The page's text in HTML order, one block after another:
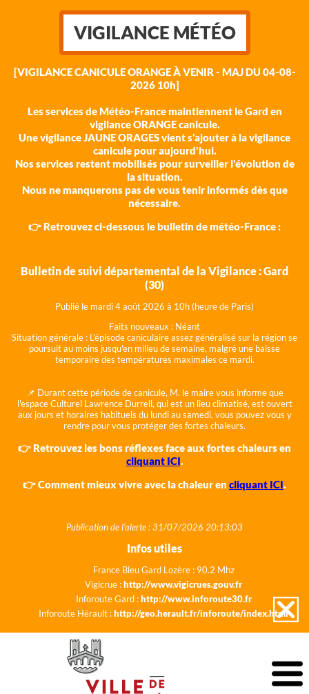
VIGILANCE MÉTÉO
[VIGILANCE CANICULE ORANGE À VENIR - MAJ DU 04-08-
2026 10h]
Les services de Météo-France maintiennent le Gard en
vigilance ORANGE canicule.
Une vigilance JAUNE ORAGES vient s'ajouter à la vigilance
canicule pour aujourd'hui.
Nos services restent mobilisés pour surveiller l'évolution de
la situation.
Nous ne manquerons pas de vous tenir informés dès que
nécessaire.
👉 Retrouvez ci-dessous le bulletin de météo-France :
Bulletin de suivi départemental de la Vigilance : Gard
(30)
Publié le mardi 4 août 2026 à 10h (heure de Paris)
Faits nouveaux : Néant
Situation générale : L'épisode caniculaire assez généralisé sur la région se
poursuit au moins jusqu'en milieu de semaine, malgré une baisse
temporaire des températures maximales ce mardi.
📌 Durant cette période de canicule, M. le maire vous informe que
l'espace Culturel Lawrence Durrell, qui est un lieu climatisé, est ouvert
aux jours et horaires habituels du lundi au samedi, vous pouvez vous y
rendre pour vous protéger des fortes chaleurs.
👉 Retrouvez les bons réflexes face aux fortes chaleurs en
cliquant ICI.
👉 Comment mieux vivre avec la chaleur en cliquant ICI.
Publication de l'alerte : 31/07/2026 20:13:03
Infos utiles
France Bleu Gard Lozère : 90.2 Mhz
Vigicrue :http://www.vigicrues.gouv.fr
Inforoute Gard :http://www.inforoute30.fr
Inforoute Hérault :http://geo.herault.fr/inforoute/index.html